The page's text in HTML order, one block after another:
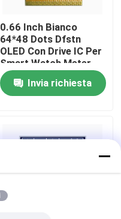
0.66 Inch Bianco
64*48 Dots Dfstn
OLED Con Drive IC Per
Smart Watch Meter
Screen
Invia richiesta